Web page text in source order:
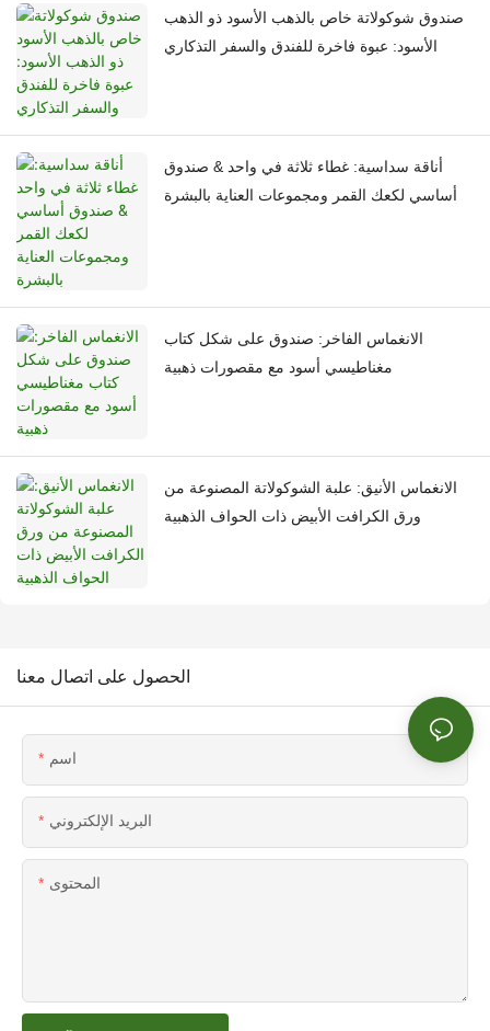
صندوق شوكولاتة خاص بالذهب الأسود ذو الذهب
الأسود: عبوة فاخرة للفندق والسفر التذكاري
أناقة سداسية: غطاء ثلاثة في واحد & صندوق
أساسي لكعك القمر ومجموعات العناية بالبشرة
الانغماس الفاخر: صندوق على شكل كتاب
مغناطيسي أسود مع مقصورات ذهبية
الانغماس الأنيق: علبة الشوكولاتة المصنوعة من
ورق الكرافت الأبيض ذات الحواف الذهبية
الحصول على اتصال معنا
اسم
البريد الإلكتروني
المحتوى